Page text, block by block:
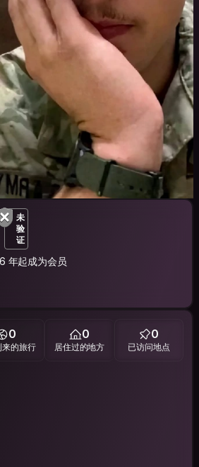
未
验
证
年起成为会员
0
来的旅行
0
居住过的地方
0
已访问地点